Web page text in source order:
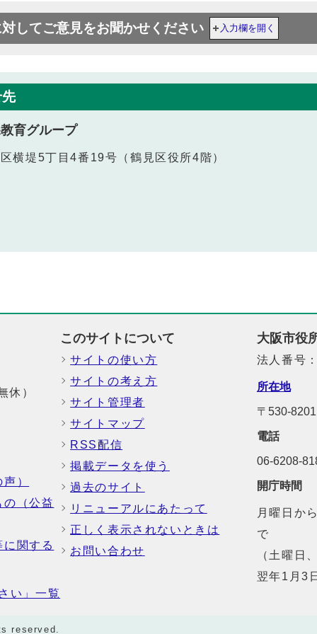
してご意見をお聞かせください 入力欄を開く
育グループ
堤5丁目4番19号（鶴見区役所4階）
休）
）
（公益
関する
い」一覧
このサイトについて
サイトの使い方
サイトの考え方
サイト管理者
サイトマップ
RSS配信
掲載データを使う
過去のサイト
リニューアルにあたって
正しく表示されないときは
お問い合わせ
大阪市役
法人番号
所在地
〒530-
電話
06-6208-
開庁時間
月曜日か
で
（土曜日
翌年1月3
reserved.